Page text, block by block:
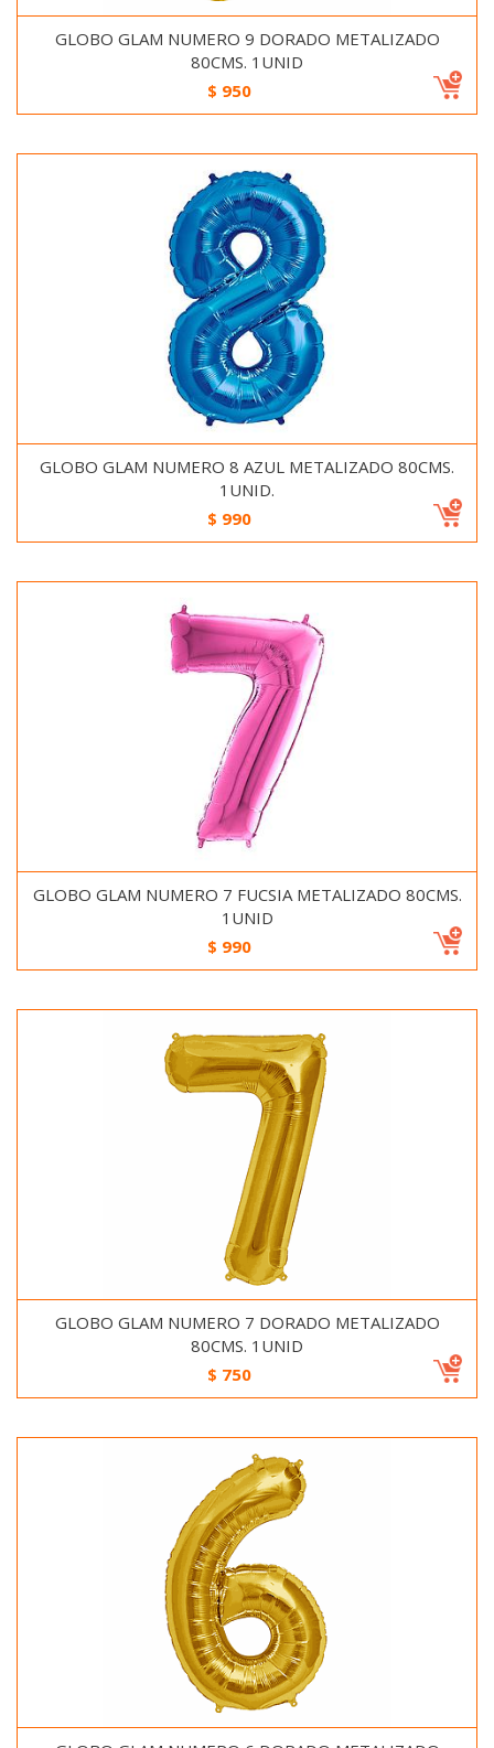
GLOBO GLAM NUMERO 9 DORADO METALIZADO
80CMS. 1UNID
$ 950
GLOBO GLAM NUMERO 8 AZUL METALIZADO 80CMS.
1UNID.
$ 990
GLOBO GLAM NUMERO 7 FUCSIA METALIZADO 80CMS.
1UNID
$ 990
GLOBO GLAM NUMERO 7 DORADO METALIZADO
80CMS. 1UNID
$ 750